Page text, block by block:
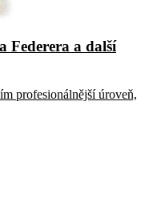
Federera a další
profesionálnější úroveň,